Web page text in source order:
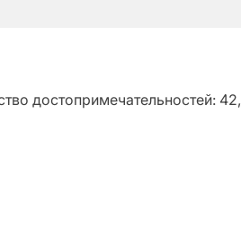
достопримечательностей: 42,